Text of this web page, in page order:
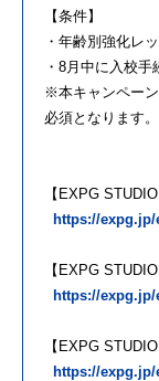
【条件】
・年齢別強化レ
・8月中に入校
※本キャンペー
必須となります。
【EXPG
https://expg.jp/
【EXPG
https://expg.jp/
【EXPG
https://expg.jp/